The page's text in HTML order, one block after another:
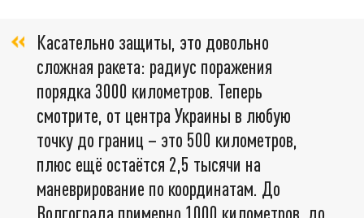
Касательно защиты, это довольно
сложная ракета: радиус поражения
порядка 3000 километров. Теперь
смотрите, от центра Украины в любую
точку до границ – это 500 километров,
плюс ещё остаётся 2,5 тысячи на
маневрирование по координатам. До
Волгограда примерно 1000 километров, до